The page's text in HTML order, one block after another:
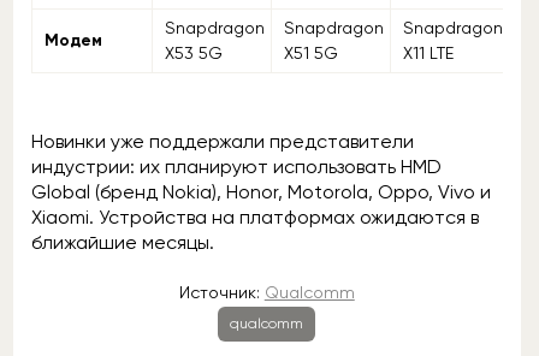
Модем
Snapdragon
X53 5G
Snapdragon
X51 5G
Snapdragon
X11 LTE
Новинки уже поддержали представители
индустрии: их планируют использовать HMD
Global (бренд Nokia), Honor, Motorola, Oppo, Vivo и
Xiaomi. Устройства на платформах ожидаются в
ближайшие месяцы.
Источник: Qualcomm
qualcomm